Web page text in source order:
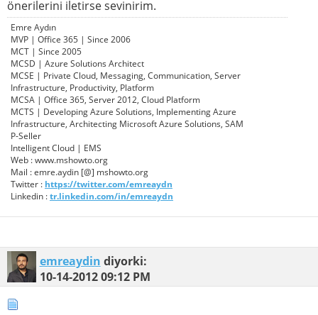
önerilerini iletirse sevinirim.
Emre Aydın
MVP | Office 365 | Since 2006
MCT | Since 2005
MCSD | Azure Solutions Architect
MCSE | Private Cloud, Messaging, Communication, Server
Infrastructure, Productivity, Platform
MCSA | Office 365, Server 2012, Cloud Platform
MCTS | Developing Azure Solutions, Implementing Azure
Infrastructure, Architecting Microsoft Azure Solutions, SAM
P-Seller
Intelligent Cloud | EMS
Web : www.mshowto.org
Mail : emre.aydin [@] mshowto.org
Twitter : https://twitter.com/emreaydn
Linkedin :tr.linkedin.com/in/emreaydn
emreaydin diyorki:
10-14-201209:12 PM